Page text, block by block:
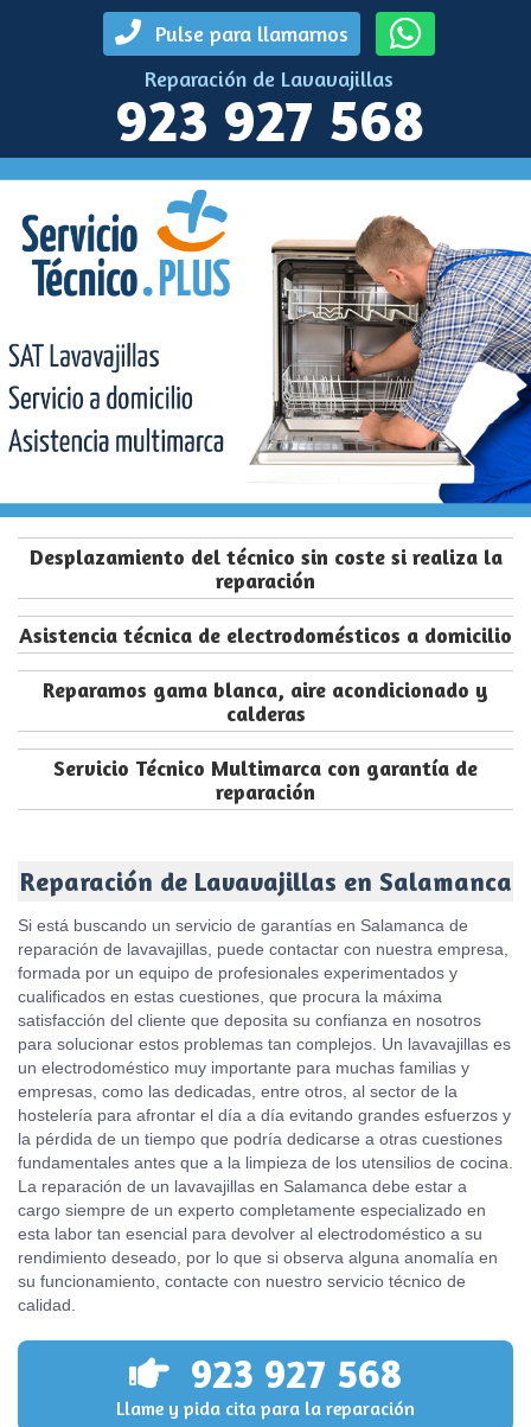
Pulse para llamarnos
Reparación de Lavavajillas
923 927 568
Desplazamiento del técnico sin coste si realiza la
reparación
Asistencia técnica de electrodomésticos a domicilio
Reparamos gama blanca, aire acondicionado y
calderas
Servicio Técnico Multimarca con garantía de
reparación
Reparación de Lavavajillas en Salamanca
Si está buscando un servicio de garantías en Salamanca de
reparación de lavavajillas, puede contactar con nuestra empresa,
formada por un equipo de profesionales experimentados y
cualificados en estas cuestiones, que procura la máxima
satisfacción del cliente que deposita su confianza en nosotros
para solucionar estos problemas tan complejos. Un lavavajillas es
un electrodoméstico muy importante para muchas familias y
empresas, como las dedicadas, entre otros, al sector de la
hostelería para afrontar el día a día evitando grandes esfuerzos y
la pérdida de un tiempo que podría dedicarse a otras cuestiones
fundamentales antes que a la limpieza de los utensilios de cocina.
La reparación de un lavavajillas en Salamanca debe estar a
cargo siempre de un experto completamente especializado en
esta labor tan esencial para devolver al electrodoméstico a su
rendimiento deseado, por lo que si observa alguna anomalía en
su funcionamiento, contacte con nuestro servicio técnico de
calidad.
923 927 568
Llame y pida cita para la reparación